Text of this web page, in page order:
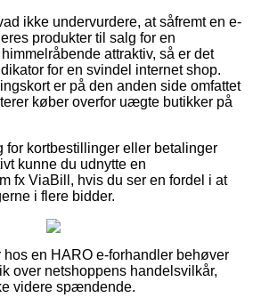
ikke undervurdere, at såfremt en e-
produkter til salg for en
attraktiv, så er det
for en svindel internet shop.
er på den anden side omfattet
køber overfor uægte butikker på
for kortbestillinger eller betalinger
kunne du udnytte en
fx ViaBill, hvis du ser en fordel i at
i flere bidder.
hos en HARO e-forhandler behøver
over netshoppens handelsvilkår,
videre spændende.